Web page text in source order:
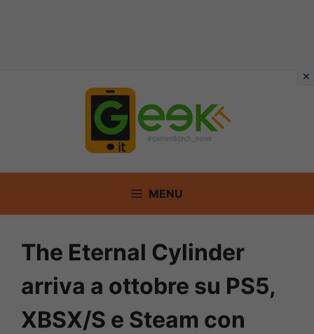
MENU
The Eternal Cylinder
arriva a ottobre su PS5,
XBSX/S e Steam con